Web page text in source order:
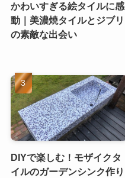
かわいすぎる絵タイルに感
動｜美濃焼タイルとジブリ
の素敵な出会い
DIYで楽しむ！モザイクタ
イルのガーデンシンク作り